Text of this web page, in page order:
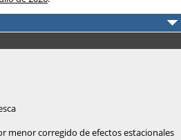
menor corregido de efectos estacionales